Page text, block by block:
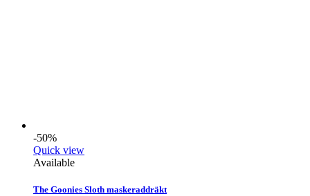
-50%
Quick view
Available
The Goonies Sloth maskeraddräkt